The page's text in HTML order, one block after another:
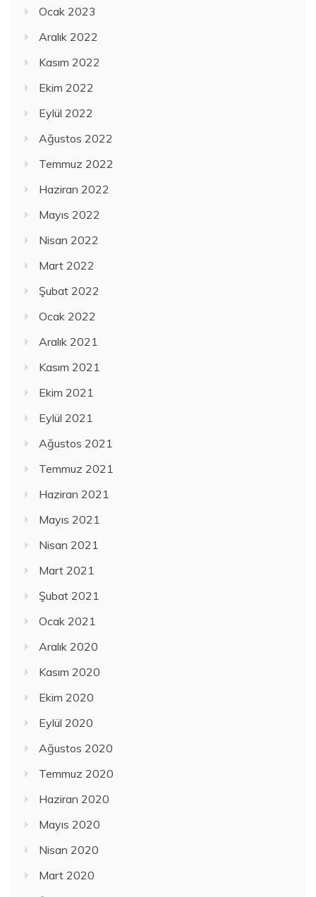
Ocak 2023
Aralık 2022
Kasım 2022
Ekim 2022
Eylül 2022
Ağustos 2022
Temmuz 2022
Haziran 2022
Mayıs 2022
Nisan 2022
Mart 2022
Şubat 2022
Ocak 2022
Aralık 2021
Kasım 2021
Ekim 2021
Eylül 2021
Ağustos 2021
Temmuz 2021
Haziran 2021
Mayıs 2021
Nisan 2021
Mart 2021
Şubat 2021
Ocak 2021
Aralık 2020
Kasım 2020
Ekim 2020
Eylül 2020
Ağustos 2020
Temmuz 2020
Haziran 2020
Mayıs 2020
Nisan 2020
Mart 2020